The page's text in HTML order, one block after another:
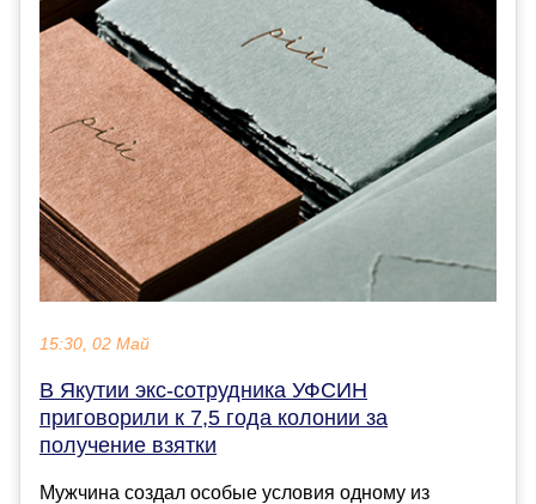
15:30, 02 Май
В Якутии экс-сотрудника УФСИН
приговорили к 7,5 года колонии за
получение взятки
Мужчина создал особые условия одному из